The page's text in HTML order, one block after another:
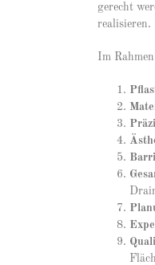
gerecht
realisieren.
Im